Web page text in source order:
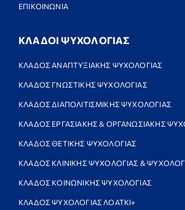
ΕΠΙΚΟΙΝΩΝΙΑ
ΚΛΑΔΟΙ ΨΥΧΟΛΟΓΙΑΣ
ΚΛΑΔΟΣ ΑΝΑΠΤΥΞΙΑΚΗΣ ΨΥΧΟΛΟΓΙΑΣ
ΚΛΑΔΟΣ ΓΝΩΣΤΙΚΗΣ ΨΥΧΟΛΟΓΙΑΣ
ΚΛΑΔΟΣ ΔΙΑΠΟΛΙΤΙΣΜΙΚΗΣ ΨΥΧΟΛΟΓΙΑΣ
ΚΛΑΔΟΣ ΕΡΓΑΣΙΑΚΗΣ & ΟΡΓΑΝΩΣΙΑΚΗΣ
ΚΛΑΔΟΣ ΘΕΤΙΚΗΣ ΨΥΧΟΛΟΓΙΑΣ
ΚΛΑΔΟΣ ΚΛΙΝΙΚΗΣ ΨΥΧΟΛΟΓΙΑΣ &
ΚΛΑΔΟΣ ΚΟΙΝΩΝΙΚΗΣ ΨΥΧΟΛΟΓΙΑΣ
ΚΛΑΔΟΣ ΨΥΧΟΛΟΓΙΑΣ ΛΟΑΤΚΙ+